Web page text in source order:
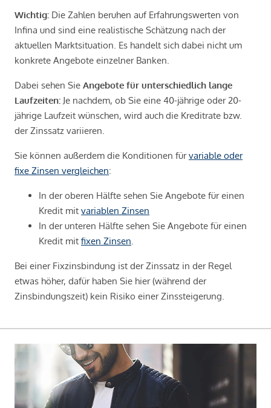
Wichtig: Die Zahlen beruhen auf Erfahrungswerten von
Infina und sind eine realistische Schätzung nach der
aktuellen Marktsituation. Es handelt sich dabei nicht um
konkrete Angebote einzelner Banken.
Dabei sehen Sie Angebote für unterschiedlich lange
Laufzeiten: Je nachdem, ob Sie eine 40-jährige oder 20-
jährige Laufzeit wünschen, wird auch die Kreditrate bzw.
der Zinssatz variieren.
Sie können außerdem die Konditionen fürvariable oder
fixe Zinsen vergleichen:
In der oberen Hälfte sehen Sie Angebote für einen
Kredit mit variablen Zinsen
In der unteren Hälfte sehen Sie Angebote für einen
Kredit mit fixen Zinsen
Bei einer Fixzinsbindung ist der Zinssatz in der Regel
etwas höher, dafür haben Sie hier (während der
Zinsbindungszeit) kein Risiko einer Zinssteigerung.